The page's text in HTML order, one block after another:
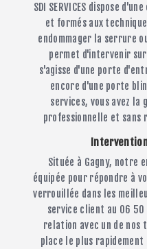
SDI SERVICES dispose
et formés aux
endommager la serrure
permet d'intervenir
s'agisse d'une porte
encore d'une porte
services, vous avez
professionnelle et sans
Située à Gagny, notre
équipée pour répondre à
verrouillée dans les
service client au 06 50
relation avec un de nos
place le plus